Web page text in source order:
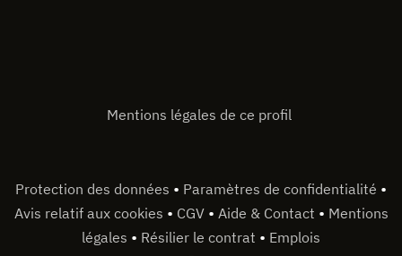
Mentions légales de ce profil
Protection des données • Paramètres de confidentialité •
Avis relatif aux cookies • CGV • Aide & Contact • Mentions
légales • Résilier le contrat • Emplois